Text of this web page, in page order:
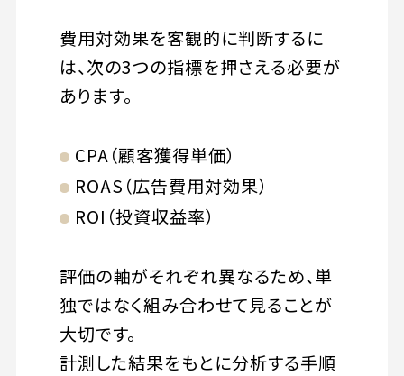
費用対効果を客観的に判断するに
は、次の3つの指標を押さえる必要が
あります。
CPA（顧客獲得単価）
ROAS（広告費用対効果）
ROI（投資収益率）
評価の軸がそれぞれ異なるため、単
独ではなく組み合わせて見ることが
大切です。
計測した結果をもとに分析する手順